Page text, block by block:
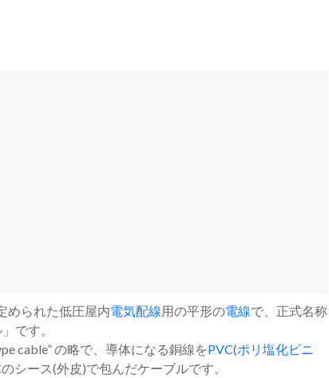
められた低圧屋内電気配線用の平形の電線で、正式名称
です。
cable” の略で、導体になる銅線をPVC(ポリ塩化ビニ
シース(外皮)で包んだケーブルです。